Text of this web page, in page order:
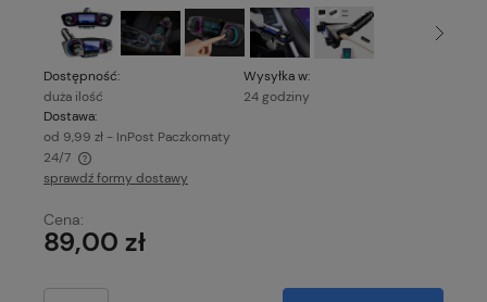
Dostępność:
duża ilość
Wysyłka w:
24 godziny
Dostawa:
od 9,99 zł - InPost Paczkomaty
24/7
Cena nie zawiera ewentualnych kosztów płatności
sprawdź formy dostawy
Cena:
89,00 zł